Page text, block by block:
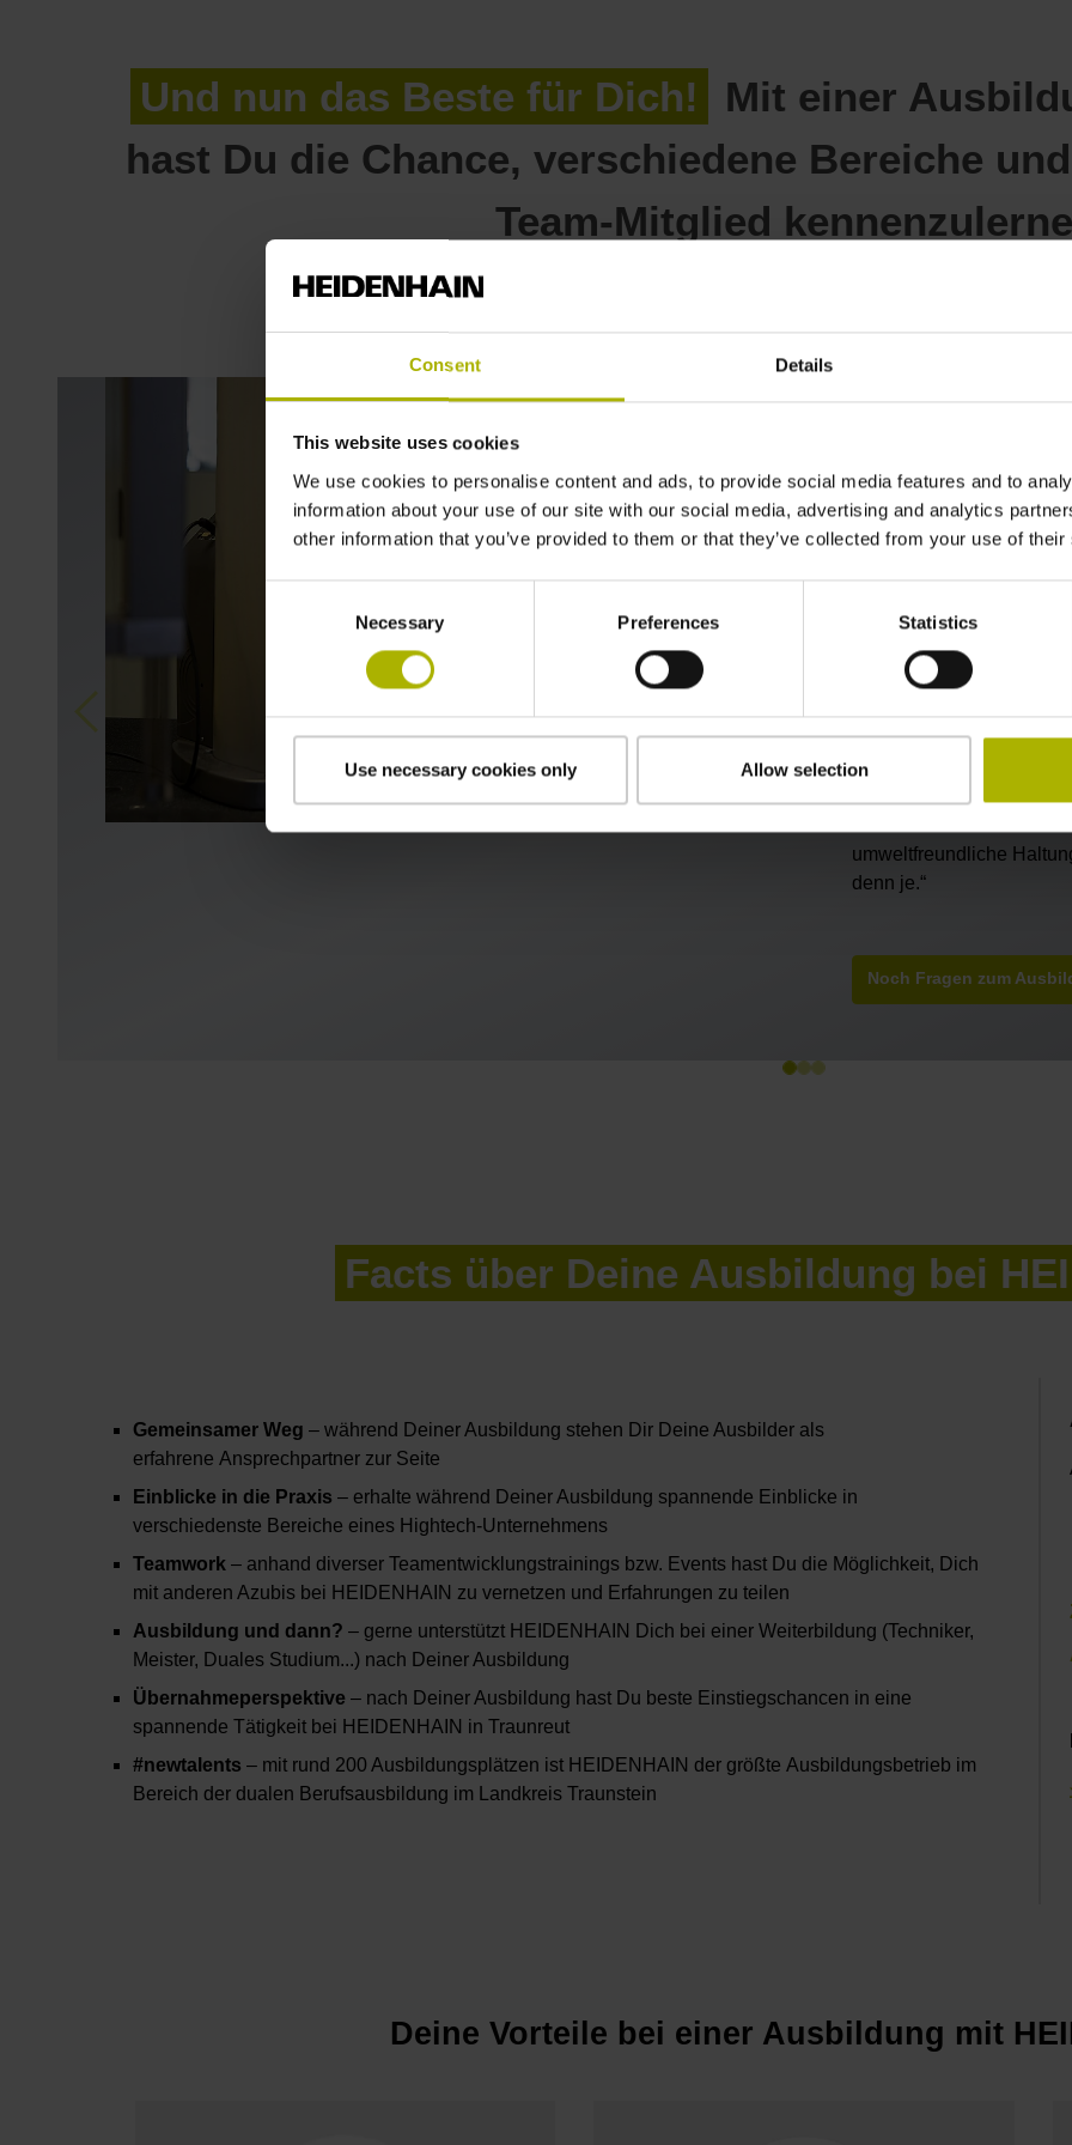
Consent Details
This website uses cookies
We use cookies to personalise content and ads, to provide social media features and to
information about your use of our site with our social media, advertising and analytics
other information that you’ve provided to them or that they’ve collected from your use of
Necessary Preferences Statistics
Use necessary cookies only Allow selection
Und nun das Beste für Dich!
Mit einer
hast Du die Chance, verschiedene Bereiche
Team-Mitglied
Auszubildender
„Vor Beginn der
im Unternehmen
konnte bereits in dieser
und informativ die
allen aufgenommen
Leidenschaft für das
verbinden, was mir jeden
Zudem hebt sich
umweltfreundliche
denn je.“
Noch Fragen zum
Previous
Facts über Deine Ausbildung bei
Gemeinsamer Weg – während Deiner Ausbildung stehen Dir Deine Ausbilder als
erfahrene Ansprechpartner zur Seite
Einblicke in die Praxis – erhalte während Deiner Ausbildung spannende Einblicke in
verschiedenste Bereiche eines Hightech-Unternehmens
Teamwork – anhand diverser Teamentwicklungstrainings bzw. Events hast Du die Möglichkeit, Dich
mit anderen Azubis bei HEIDENHAIN zu vernetzen und Erfahrungen zu teilen
Ausbildung und dann? – gerne unterstützt HEIDENHAIN Dich bei einer Weiterbildung (Techniker,
Meister, Duales Studium...) nach Deiner Ausbildung
Übernahmeperspektive – nach Deiner Ausbildung hast Du beste Einstiegschancen in eine
spannende Tätigkeit bei HEIDENHAIN in Traunreut
#newtalents – mit rund 200 Ausbildungsplätzen ist HEIDENHAIN der größte Ausbildungsbetrieb im
Bereich der dualen Berufsausbildung im Landkreis Traunstein
Deine Vorteile bei einer Ausbildung mit